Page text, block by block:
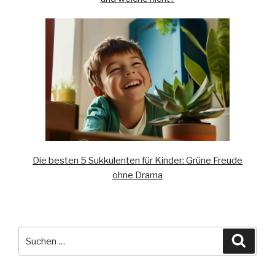
Die besten 5 Sukkulenten für Kinder: Grüne Freude
ohne Drama